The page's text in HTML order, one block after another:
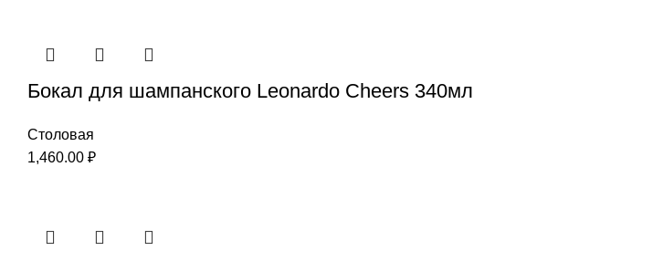
Бокал для шампанского Leonardo Cheers 340мл
Столовая
1,460.00 ₽